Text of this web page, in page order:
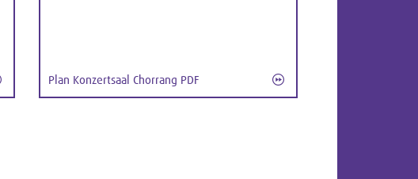
Plan Konzertsaal Chorrang PDF